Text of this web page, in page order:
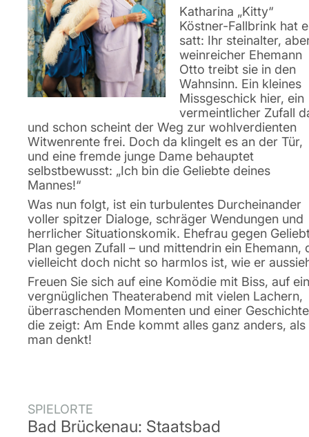
Katharina „Kitty“
Köstner-Fallbrink hat
satt: Ihr steinalter,
weinreicher Ehemann
Otto treibt sie in den
Wahnsinn. Ein kleines
Missgeschick hier, ein
vermeintlicher Zufall
und schon scheint der Weg zur wohlverdienten
Witwenrente frei. Doch da klingelt es an der Tür,
und eine fremde junge Dame behauptet
selbstbewusst: „Ich bin die Geliebte deines
Mannes!“
Was nun folgt, ist ein turbulentes Durcheinander
voller spitzer Dialoge, schräger Wendungen und
herrlicher Situationskomik. Ehefrau gegen
Plan gegen Zufall – und mittendrin ein Ehemann,
vielleicht doch nicht so harmlos ist, wie er
Freuen Sie sich auf eine Komödie mit Biss, auf
vergnüglichen Theaterabend mit vielen Lachern,
überraschenden Momenten und einer
die zeigt: Am Ende kommt alles ganz anders, als
man denkt!
SPIELORTE
Bad Brückenau: Staatsbad